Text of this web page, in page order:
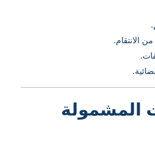
الانتقام.
المشمولة